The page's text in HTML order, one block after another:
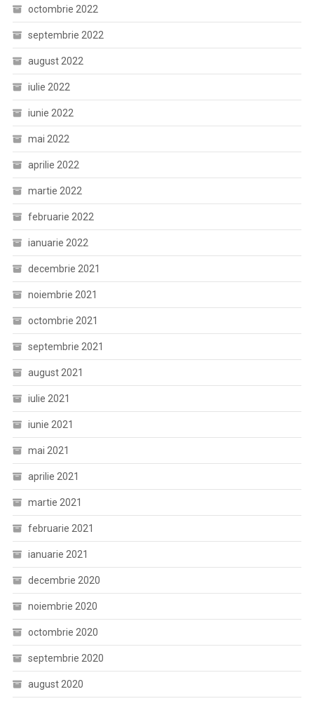
octombrie 2022
septembrie 2022
august 2022
iulie 2022
iunie 2022
mai 2022
aprilie 2022
martie 2022
februarie 2022
ianuarie 2022
decembrie 2021
noiembrie 2021
octombrie 2021
septembrie 2021
august 2021
iulie 2021
iunie 2021
mai 2021
aprilie 2021
martie 2021
februarie 2021
ianuarie 2021
decembrie 2020
noiembrie 2020
octombrie 2020
septembrie 2020
august 2020